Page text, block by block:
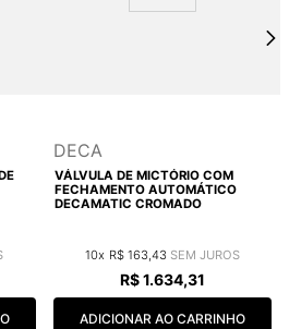
DECA
VÁLVULA DE MICTÓRIO COM
FECHAMENTO AUTOMÁTICO
DECAMATIC CROMADO
10 R$ 163,43
R$1.634,31
ADICIONAR AO CARRINHO